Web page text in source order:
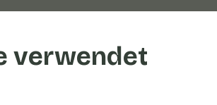
verwendet